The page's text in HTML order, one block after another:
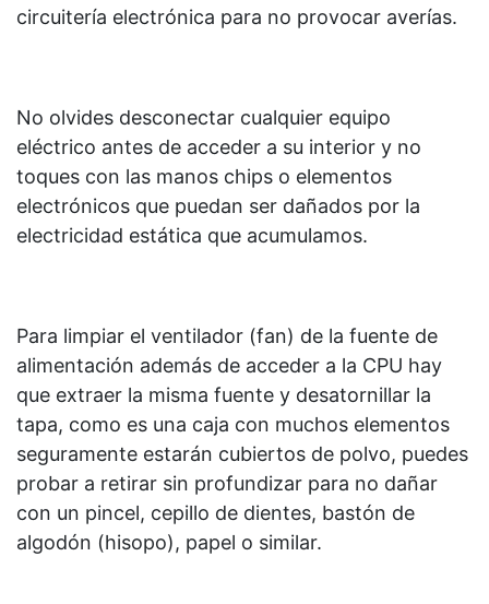
circuitería electrónica para no provocar averías.
No olvides desconectar cualquier equipo
eléctrico antes de acceder a su interior y no
toques con las manos chips o elementos
electrónicos que puedan ser dañados por la
electricidad estática que acumulamos.
Para limpiar el ventilador (fan) de la fuente de
alimentación además de acceder a la CPU hay
que extraer la misma fuente y desatornillar la
tapa, como es una caja con muchos elementos
seguramente estarán cubiertos de polvo, puedes
probar a retirar sin profundizar para no dañar
con un pincel, cepillo de dientes, bastón de
algodón (hisopo), papel o similar.